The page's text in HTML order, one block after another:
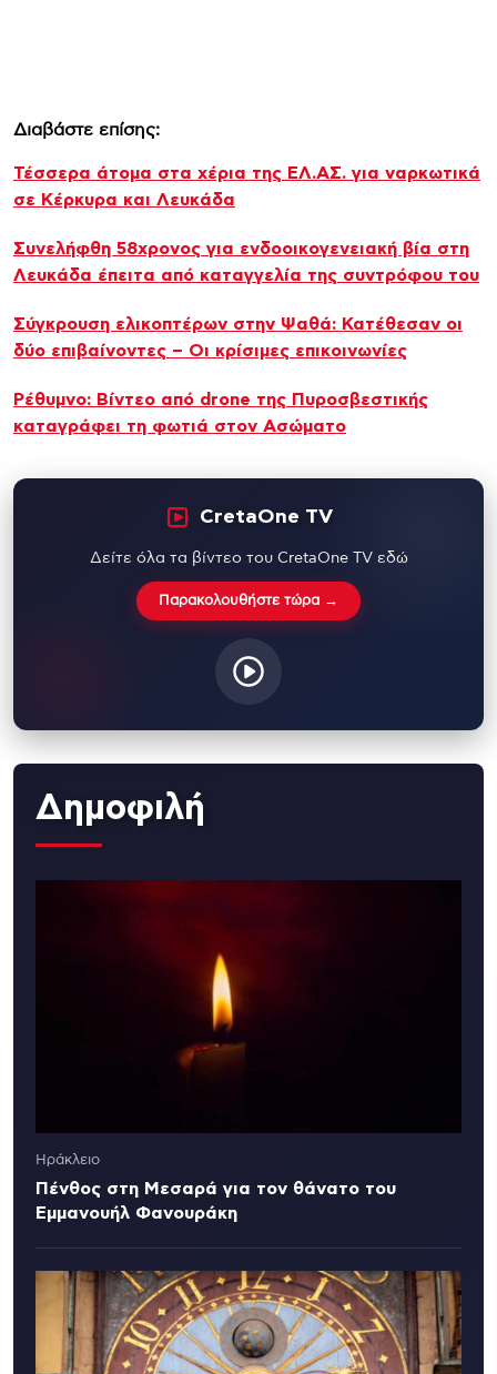
Διαβάστε επίσης:
Τέσσερα άτομα στα χέρια της ΕΛ.ΑΣ. για ναρκωτικά
σε Κέρκυρα και Λευκάδα
Συνελήφθη 58χρονος για ενδοοικογενειακή βία στη
Λευκάδα έπειτα από καταγγελία της συντρόφου του
Σύγκρουση ελικοπτέρων στην Ψαθά: Κατέθεσαν οι
δύο επιβαίνοντες – Οι κρίσιμες επικοινωνίες
Ρέθυμνο: Βίντεο από drone της Πυροσβεστικής
καταγράφει τη φωτιά στον Ασώματο
CretaOne TV
Δείτε όλα τα βίντεο του CretaOne TV εδώ
Παρακολουθήστε τώρα →
Δημοφιλή
Ηράκλειο
Πένθος στη Μεσαρά για τον θάνατο του
Εμμανουήλ Φανουράκη